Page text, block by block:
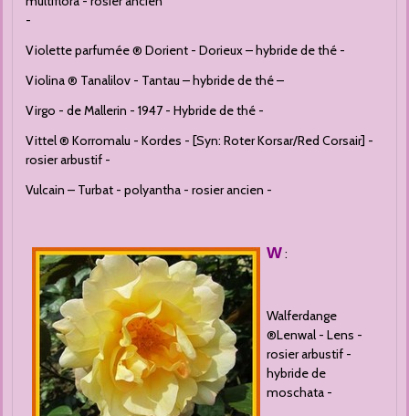
-
Violette parfumée ® Dorient - Dorieux – hybride de thé -
Violina ® Tanalilov - Tantau – hybride de thé –
Virgo - de Mallerin - 1947 - Hybride de thé -
Vittel ® Korromalu - Kordes - [Syn: Roter Korsar/Red Corsair] -
rosier arbustif -
Vulcain – Turbat - polyantha - rosier ancien -
W:
Walferdange
®Lenwal - Lens -
rosier arbustif -
hybride de
moschata -